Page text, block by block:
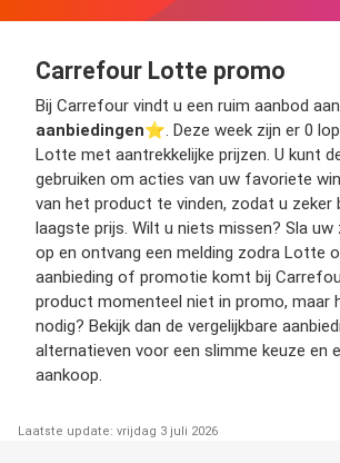
Carrefour Lotte promo
Bij Carrefour vindt u een ruim aanbod
aanbiedingen⭐️. Deze week zijn er 0
Lotte met aantrekkelijke prijzen. U kunt
gebruiken om acties van uw favoriete
van het product te vinden, zodat u zeker
laagste prijs. Wilt u niets missen? Sla
op en ontvang een melding zodra Lotte
aanbieding of promotie komt bij
product momenteel niet in promo, maar
nodig? Bekijk dan de vergelijkbare
alternatieven voor een slimme keuze en
aankoop.
Laatste update: vrijdag 3 juli 2026